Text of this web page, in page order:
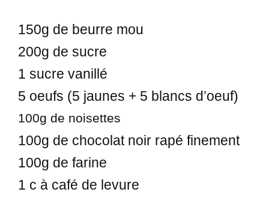
150g de beurre mou
200g de sucre
1 sucre vanillé
5 oeufs (5 jaunes + 5 blancs d’oeuf)
100g de noisettes
100g de chocolat noir rapé finement
100g de farine
1 c à café de levure